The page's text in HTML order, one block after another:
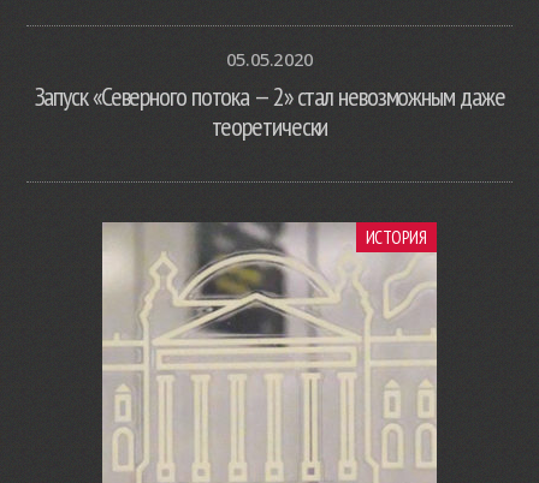
05.05.2020
Запуск «Северного потока — 2» стал невозможным даже
теоретически
ИСТОРИЯ